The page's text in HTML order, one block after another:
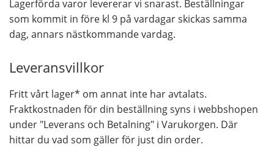
Lagerförda varor levererar vi snarast. Beställningar
som kommit in före kl 9 på vardagar skickas samma
dag, annars nästkommande vardag.
Leveransvillkor
Fritt vårt lager* om annat inte har avtalats.
Fraktkostnaden för din beställning syns i webbshopen
under "Leverans och Betalning" i Varukorgen. Där
hittar du vad som gäller för just din order.